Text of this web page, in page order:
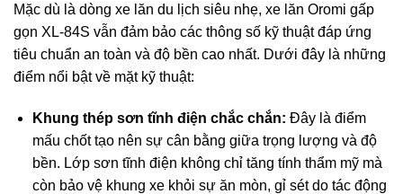
Mặc dù là dòng xe lăn du lịch siêu nhẹ, xe lăn Oromi gấp
gọn XL-84S vẫn đảm bảo các thông số kỹ thuật đáp ứng
tiêu chuẩn an toàn và độ bền cao nhất. Dưới đây là những
điểm nổi bật về mặt kỹ thuật:
Khung thép sơn tĩnh điện chắc chắn: Đây là điểm
mấu chốt tạo nên sự cân bằng giữa trọng lượng và độ
bền. Lớp sơn tĩnh điện không chỉ tăng tính thẩm mỹ mà
còn bảo vệ khung xe khỏi sự ăn mòn, gỉ sét do tác động